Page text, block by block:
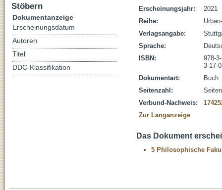
Erscheinungsjahr:
2021
Reihe:
Verlagsangabe:
Sprache:
ISBN:
978-
3-17-
Dokumentart:
Buch
Seitenzahl:
Seiten
Verbund-Nachweis:
Zur Langanzeige
Das Dokument
5 Philosophische
Stöbern
Dokumentanzeige
Erscheinungsdatum
Autoren
Titel
DDC-Klassifikation